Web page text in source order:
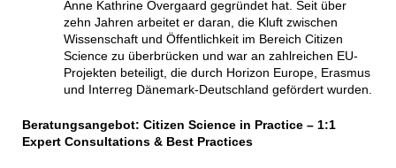
Anne Kathrine Overgaard gegründet hat. Seit über
zehn Jahren arbeitet er daran, die Kluft zwischen
Wissenschaft und Öffentlichkeit im Bereich Citizen
Science zu überbrücken und war an zahlreichen EU-
Projekten beteiligt, die durch Horizon Europe, Erasmus
und Interreg Dänemark-Deutschland gefördert wurden.
Beratungsangebot: Citizen Science in Practice – 1:1
Expert Consultations & Best Practices